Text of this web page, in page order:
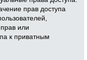
прав доступа
или
к приватным